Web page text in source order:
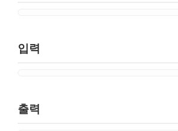
입력
출력